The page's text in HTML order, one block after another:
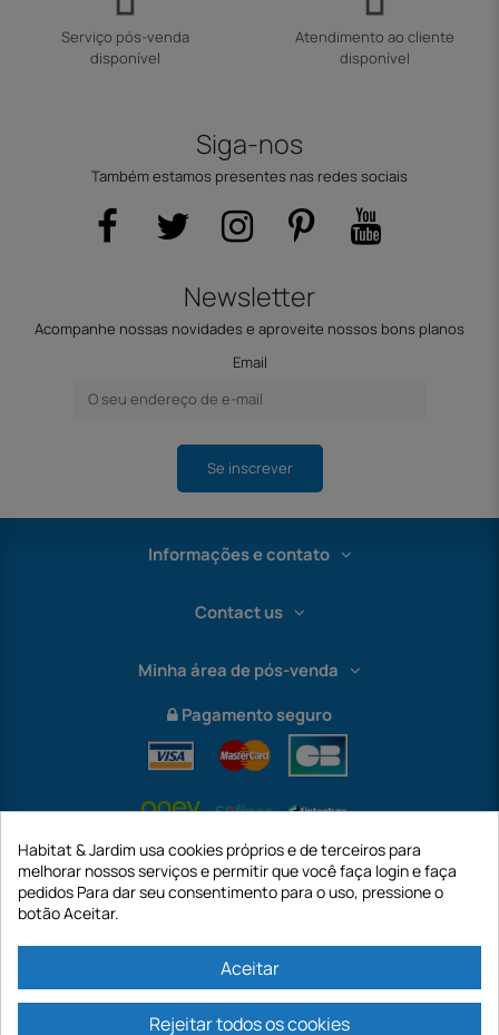
Serviço pós-venda
disponível
Atendimento ao cliente
disponível
Siga-nos
Também estamos presentes nas redes sociais
Newsletter
Acompanhe nossas novidades e aproveite nossos bons planos
Email
Se inscrever
Informações e contato
Contact us
Minha área de pós-venda
Pagamento seguro
Habitat & Jardim usa cookies próprios e de terceiros para
melhorar nossos serviços e permitir que você faça login e faça
pedidos Para dar seu consentimento para o uso, pressione o
botão Aceitar.
Aceitar
Rejeitar todos os cookies